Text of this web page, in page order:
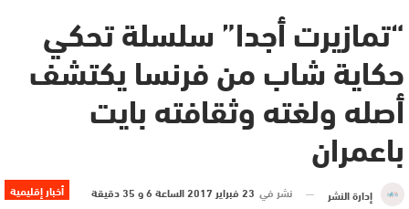
“تمازيرت أجدا” سلسلة تحكي
حكاية شاب من فرنسا يكتشف
أصله ولغته وثقافته بايت
باعمران
أخبار إقليمية إدارة النشر نشر في 23 فبراير 2017 الساعة 6 و 35 دقيقة